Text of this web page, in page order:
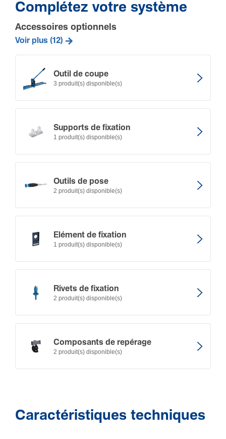
Complétez votre système
Accessoires optionnels
Voir plus (12)
Outil de coupe
3 produit(s) disponible(s)
Supports de fixation
1 produit(s) disponible(s)
Outils de pose
2 produit(s) disponible(s)
Elément de fixation
1 produit(s) disponible(s)
Rivets de fixation
2 produit(s) disponible(s)
Compo­sants de repérage
2 produit(s) disponible(s)
Caractéristiques techniques